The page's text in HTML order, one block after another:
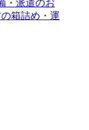
・派遣のお
箱詰め・運